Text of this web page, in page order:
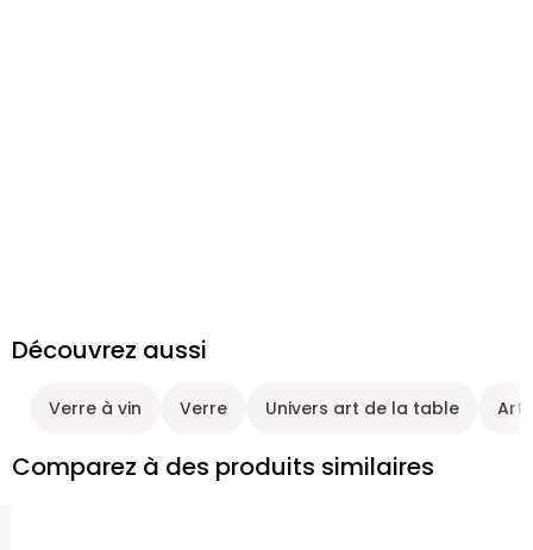
Découvrez aussi
Verre à vin Verre Univers art de la table Art
Comparez à des produits similaires